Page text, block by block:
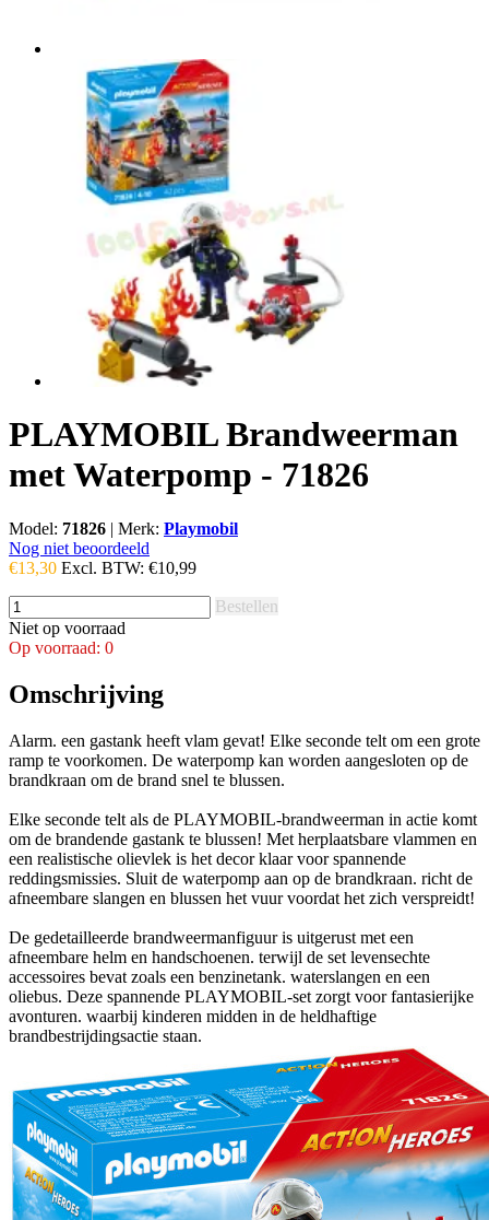
PLAYMOBIL Brandweerman
met Waterpomp - 71826
Model: 71826 | Merk: Playmobil
Nog niet beoordeeld
€13,30 Excl. BTW: €10,99
Bestellen
Niet op voorraad
Op voorraad: 0
Omschrijving
Alarm. een gastank heeft vlam gevat! Elke seconde telt om een grote
ramp te voorkomen. De waterpomp kan worden aangesloten op de
brandkraan om de brand snel te blussen.
Elke seconde telt als de PLAYMOBIL-brandweerman in actie komt
om de brandende gastank te blussen! Met herplaatsbare vlammen en
een realistische olievlek is het decor klaar voor spannende
reddingsmissies. Sluit de waterpomp aan op de brandkraan. richt de
afneembare slangen en blussen het vuur voordat het zich verspreidt!
De gedetailleerde brandweermanfiguur is uitgerust met een
afneembare helm en handschoenen. terwijl de set levensechte
accessoires bevat zoals een benzinetank. waterslangen en een
oliebus. Deze spannende PLAYMOBIL-set zorgt voor fantasierijke
avonturen. waarbij kinderen midden in de heldhaftige
brandbestrijdingsactie staan.